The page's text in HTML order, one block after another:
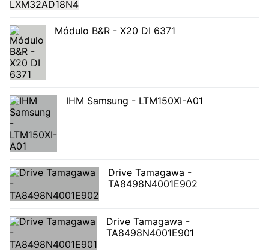
Módulo B&R - X20 DI 6371
IHM Samsung - LTM150XI-A01
Drive Tamagawa -
TA8498N4001E902
Drive Tamagawa -
TA8498N4001E901